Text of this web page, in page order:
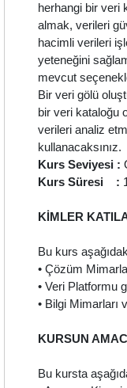
herhangi bir veri
almak, verileri
hacimli verileri
yeteneğini
mevcut
Bir veri gölü
bir veri kataloğu
verileri analiz
kullanacaksınız.
Kurs Seviyesi :
Kurs Süresi :
KİMLER
Bu kurs
• Çözüm
• Veri Platformu
• Bilgi Mimarları
KURSUN
Bu kursta